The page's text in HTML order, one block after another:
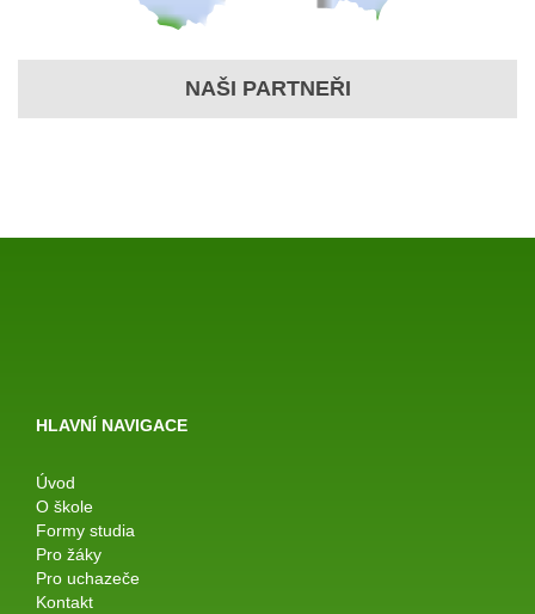
NAŠI PARTNEŘI
HLAVNÍ NAVIGACE
Úvod
O škole
Formy studia
Pro žáky
Pro uchazeče
Kontakt